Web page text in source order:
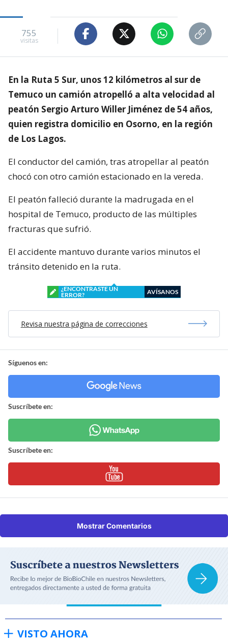
755
visitas
En la Ruta 5 Sur, unos 12 kilómetros al sur de
Temuco un camión atropelló a alta velocidad al
peatón Sergio Arturo Willer Jiménez de 54 años,
quien registra domicilio en Osorno, en la región
de Los Lagos.
El conductor del camión, tras atropellar al peatón
chocó con otro camión estacionado en la vereda.
El peatón falleció durante la madrugada en el
hospital de Temuco, producto de las múltiples
fracturas que sufrió.
El accidente mantuvo durante varios minutos el
tránsito detenido en la ruta.
¿ENCONTRASTE UN
ERROR?
AVÍSANOS
Revisa nuestra página de correcciones
Síguenos en:
Suscríbete en:
Suscríbete en:
Mostrar Comentarios
VISTO AHORA